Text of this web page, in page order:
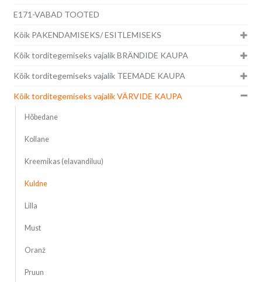
E171-VABAD TOOTED
Kõik PAKENDAMISEKS/ ESITLEMISEKS
Kõik torditegemiseks vajalik BRÄNDIDE KAUPA
Kõik torditegemiseks vajalik TEEMADE KAUPA
Kõik torditegemiseks vajalik VÄRVIDE KAUPA
Hõbedane
Kollane
Kreemikas (elavandiluu)
Kuldne
Lilla
Must
Oranž
Pruun